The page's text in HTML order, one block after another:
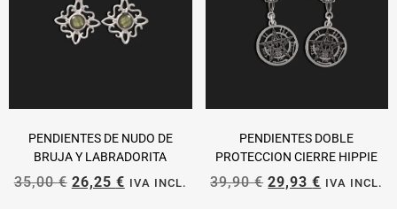
PENDIENTES DE NUDO DE
BRUJA Y LABRADORITA
35,00€ 26,25 € IVA INCL.
PENDIENTES DOBLE
PROTECCION CIERRE HIPPIE
39,90€ 29,93€ IVA INCL.